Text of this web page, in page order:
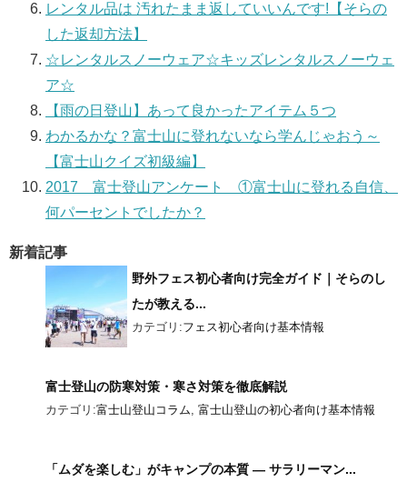
レンタル品は 汚れたまま返していいんです!【そらの
した返却方法】
☆レンタルスノーウェア☆キッズレンタルスノーウェ
ア☆
【雨の日登山】あって良かったアイテム５つ
わかるかな？富士山に登れないなら学んじゃおう～
【富士山クイズ初級編】
2017 富士登山アンケート ①富士山に登れる自信、
何パーセントでしたか？
新着記事
野外フェス初心者向け完全ガイド｜そらのし
たが教える...
カテゴリ:フェス初心者向け基本情報
富士登山の防寒対策・寒さ対策を徹底解説
カテゴリ:富士山登山コラム, 富士山登山の初心者向け基本情報
「ムダを楽しむ」がキャンプの本質 ― サラリーマン...